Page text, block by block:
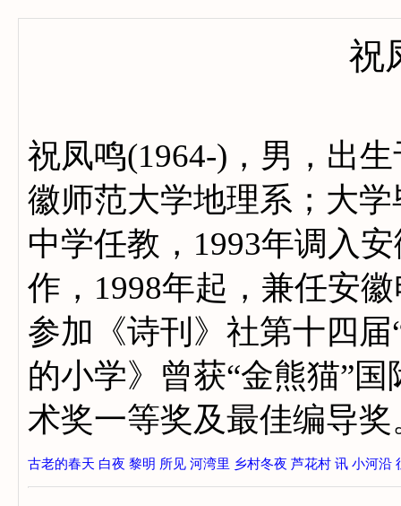
祝
祝凤鸣(1964-)，男，出
徽师范大学地理系；大
中学任教，1993年调入
作，1998年起，兼任安
参加《诗刊》社第十四
的小学》曾获“金熊猫”
术奖一等奖及最佳编导奖
古老的春天 白夜 黎明 所见 河湾里 乡村冬夜 芦花村 讯 小河沿